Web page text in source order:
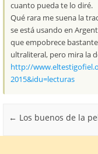
cuanto pueda te lo diré.
Qué rara me suena la
se está usando en
que empobrece
ultraliteral, pero mira la
http://
2015&idu=lecturas
Post navigation
← Los buenos de la